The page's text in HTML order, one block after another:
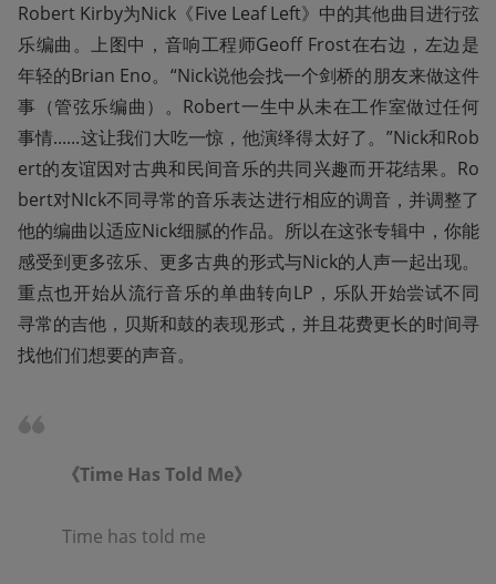
Robert Kirby为Nick《Five Leaf Left》中的其他曲目进行弦
乐编曲。上图中，音响工程师Geoff Frost在右边，左边是
年轻的Brian Eno。“Nick说他会找一个剑桥的朋友来做这件
事（管弦乐编曲）。Robert一生中从未在工作室做过任何
事情......这让我们大吃一惊，他演绎得太好了。”Nick和Rob
ert的友谊因对古典和民间音乐的共同兴趣而开花结果。Ro
bert对NIck不同寻常的音乐表达进行相应的调音，并调整了
他的编曲以适应Nick细腻的作品。所以在这张专辑中，你能
感受到更多弦乐、更多古典的形式与Nick的人声一起出现。
重点也开始从流行音乐的单曲转向LP，乐队开始尝试不同
寻常的吉他，贝斯和鼓的表现形式，并且花费更长的时间寻
找他们们想要的声音。
《Time Has Told Me》
Time has told me